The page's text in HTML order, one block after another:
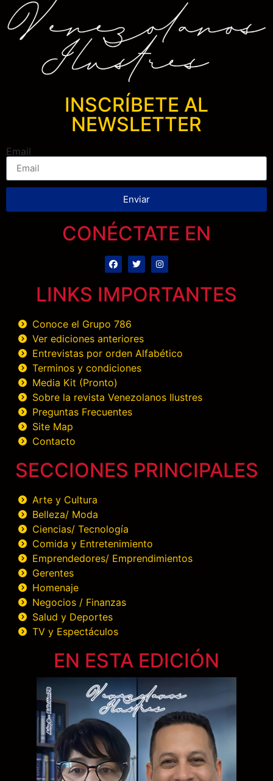
INSCRÍBETE AL
NEWSLETTER
Email
Enviar
CONÉCTATE EN
LINKS IMPORTANTES
Conoce el Grupo 786
Ver ediciones anteriores
Entrevistas por orden Alfabético
Terminos y condiciones
Media Kit (Pronto)
Sobre la revista Venezolanos Ilustres
Preguntas Frecuentes
Site Map
Contacto
SECCIONES PRINCIPALES
Arte y Cultura
Belleza/ Moda
Ciencias/ Tecnología
Comida y Entretenimiento
Emprendedores/ Emprendimientos
Gerentes
Homenaje
Negocios / Finanzas
Salud y Deportes
TV y Espectáculos
EN ESTA EDICIÓN